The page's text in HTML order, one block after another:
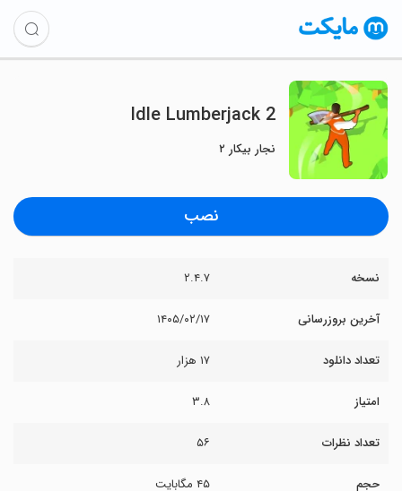
Idle Lumberjack 2
نجار بیکار ۲
نصب
نسخه ۲.۴.۷
آخرین بروزرسانی ۱۴۰۵/۰۲/۱۷
تعداد دانلود ۱۷ هزار
امتیاز ۳.۸
تعداد نظرات ۵۶
حجم ۴۵ مگابایت